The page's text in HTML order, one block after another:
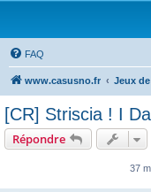
FAQ
www.casusno.fr Jeux
[CR] Striscia ! I
Répondre
37